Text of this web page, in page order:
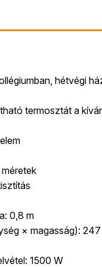
hétvégi
termosztát a
0,8 m
× magasság):
1500 W